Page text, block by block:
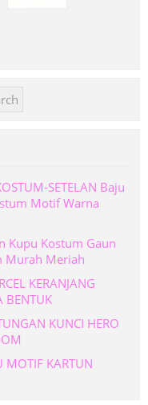
SETELAN Baju
Motif Warna
Kupu Kostum Gaun
Murah Meriah
KERANJANG
BENTUK
KUNCI HERO
KARTUN